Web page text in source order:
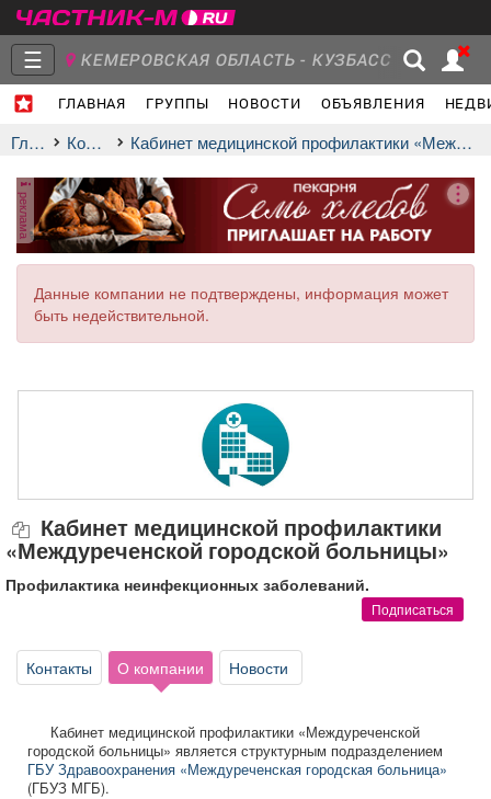
☰ КЕМЕРОВСКАЯ ОБЛАСТЬ - КУЗБАСС
ГЛАВНАЯ ГРУППЫ НОВОСТИ ОБЪЯВЛЕНИЯ
Главная
Объявления Недвижимость Услуги
Афиша Обучение Проекты
Погода
ТВ программа Я - пенсионер
Главная Компании Кабинет медицинской профилактики «Междуреченской городской больницы»
реклама
Данные компании не подтверждены, информация может
быть недействительной.
Кабинет медицинской профилактики
«Междуреченской городской больницы»
Профилактика неинфекционных заболеваний.
Подписаться
Контакты О компании Новости
Кабинет медицинской профилактики «Междуреченской
городской больницы» является структурным подразделением
ГБУ Здравоохранения «Междуреченская городская больница»
(ГБУЗ МГБ).